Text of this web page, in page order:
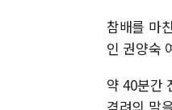
참배를 마
인 권양숙
약 40분간